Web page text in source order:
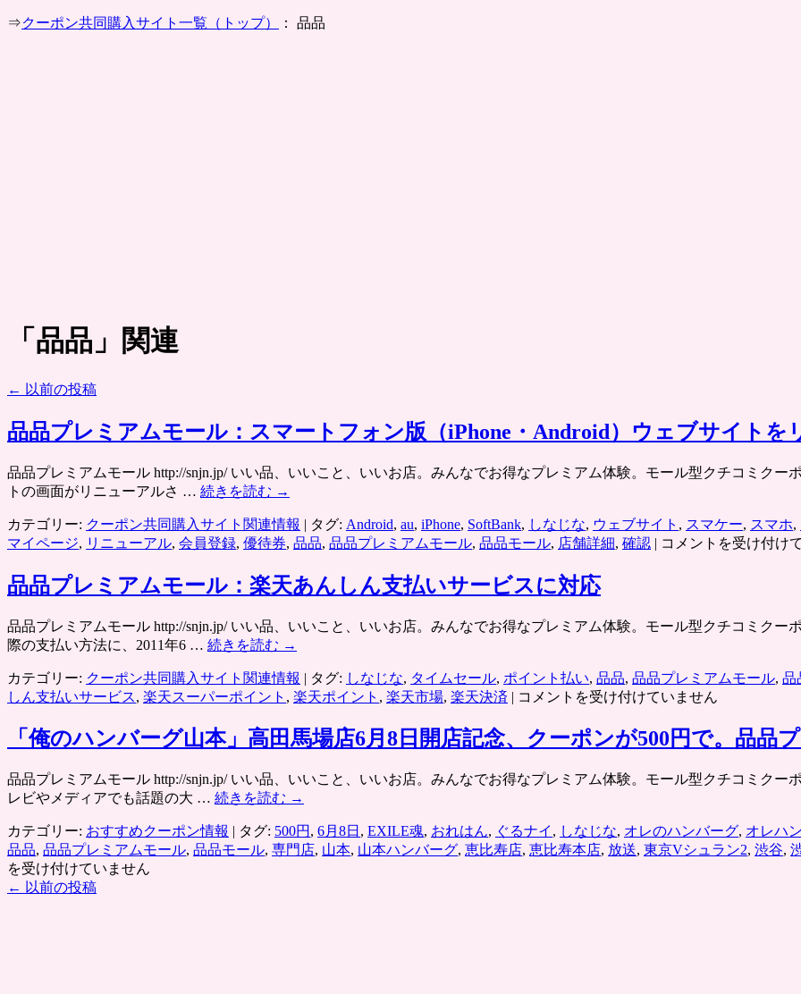
⇒クーポン共同購入サイト一覧（トップ） ： 品品
「 品品 」関連
← 以前の投稿
品品プレミアムモール：スマートフォン版（iPhone・Android）ウェブサイトを
品品プレミアムモール http://snjn.jp/ いい品、いいこと、いいお店。みんなでお得なプレミアム体験。モール型クチコミクー
トの画面がリニューアルさ … 続きを読む →
カテゴリー: クーポン共同購入サイト関連情報 | タグ: Android, au, iPhone, SoftBank, しなじな, ウェブサイト , スマケー, スマホ,
マイページ, リニューアル, 会員登録, 優待券, 品品, 品品プレミアムモール, 品品モール, 店舗詳細, 確認 | 品
モ
ー
ス
マ
ォ
ン
版
コメントを受け付け
品品プレミアムモール：楽天あんしん支払いサービスに対応
品品プレミアムモール http://snjn.jp/ いい品、いいこと、いいお店。みんなでお得なプレミアム体験。モール型クチコミク
際の支払い方法に、2011年6 … 続きを読む →
カテゴリー: クーポン共同購入サイト関連情報 | タグ: しなじな, タイムセール, ポイント払い, 品品, 品品プレミアムモール, 品
しん支払いサービス, 楽天スーパーポイント , 楽天ポイント , 楽天市場, 楽天決済 | 品
プ
レ
ミ
ア
モ
ー
コメントを受け付けていません
「俺のハンバーグ山本」高田馬場店6月8日開店記念、クーポンが500円で。品品
品品プレミアムモール http://snjn.jp/ いい品、いいこと、いいお店。みんなでお得なプレミアム体験。モール型クチコミク
レビやメディアでも話題の大 … 続きを読む →
カテゴリー: おすすめクーポン情報 | タグ: 500円 , 6月8日 , EXILE魂, おれはん, ぐるナイ , しなじな, オレのハンバーグ, オレハン
品品, 品品プレミアムモール, 品品モール, 専門店, 山本, 山本ハンバーグ, 恵比寿店, 恵比寿本店, 放送, 東京Vシュラン2, 渋谷,
を受け付けていません
← 以前の投稿